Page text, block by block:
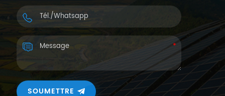
SOUMETTRE